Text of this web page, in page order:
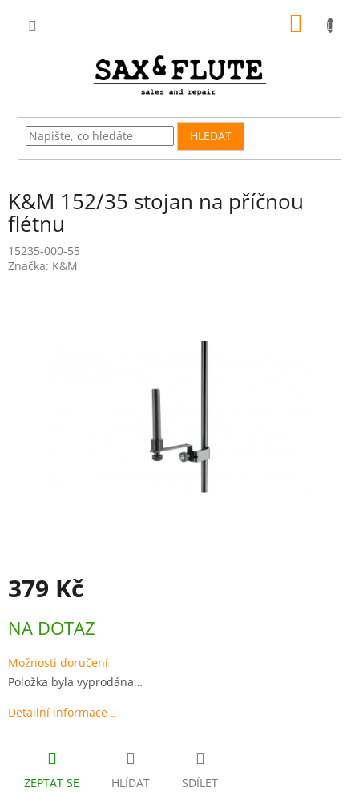
HLEDAT
K&M 152/35 stojan na příčnou
flétnu
15235-000-55
Značka: K&M
379 Kč
cena:
NA DOTAZ
Možnosti doručení
Položka byla vyprodána…
Detailní informace
ZEPTAT SE HLÍDAT SDÍLET